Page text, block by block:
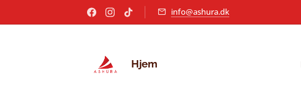
info@ashura.dk
Hjem